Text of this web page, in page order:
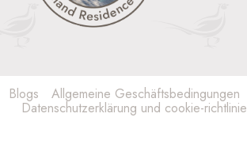
Blogs Allgemeine Geschäftsbedingungen
Datenschutzerklärung und cookie-richtlinie